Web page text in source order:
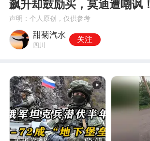
飙升却鼓励买，莫迪遭嘲讽！
声明：个人原创，仅供参考
甜菊汽水
四川
关注